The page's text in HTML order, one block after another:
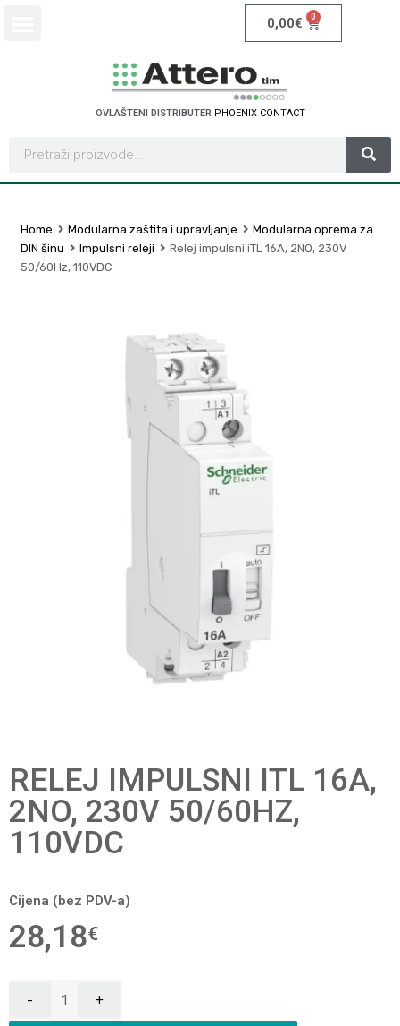
0,00€ 0
OVLAŠTENI DISTRIBUTER PHOENIX CONTACT
Home Modularna zaštita i upravljanje
Modularna oprema za
DIN šinu
Impulsni releji
Relej impulsni iTL 16A, 2NO, 230V
50/60Hz, 110VDC
RELEJ IMPULSNI ITL 16A,
2NO, 230V 50/60HZ,
110VDC
Cijena (bez PDV-a)
28,18€